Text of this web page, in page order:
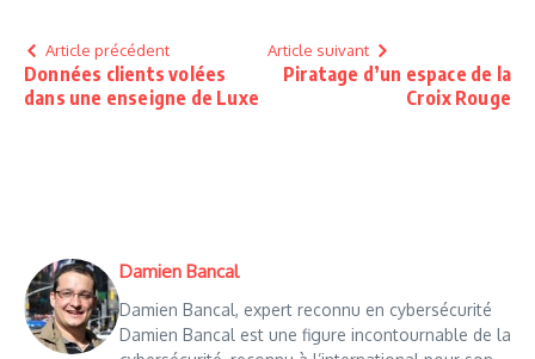
Article précédent
Données clients volées
dans une enseigne de Luxe
Article suivant
Piratage d’un espace de la
Croix Rouge
Damien Bancal
Damien Bancal, expert reconnu en cybersécurité
Damien Bancal est une figure incontournable de la